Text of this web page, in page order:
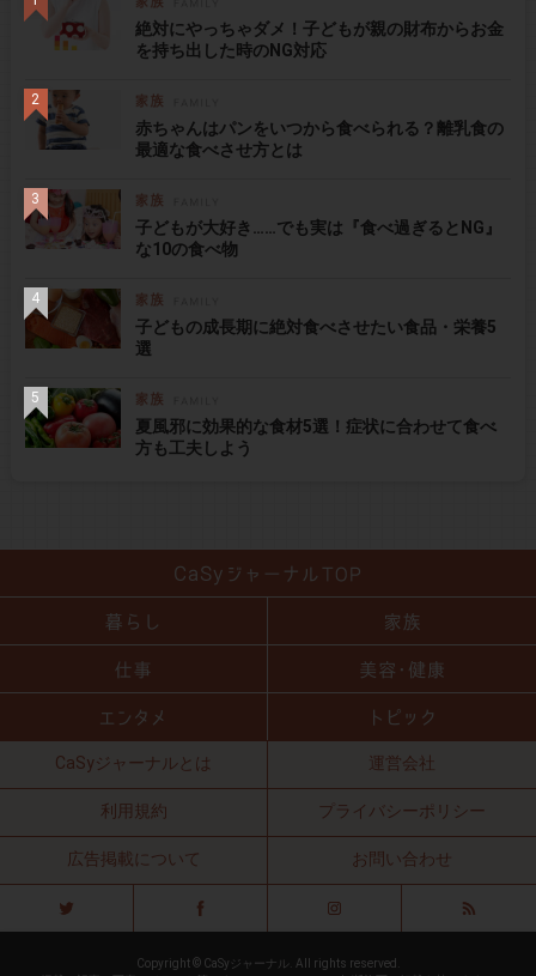
絶対にやっちゃダメ！子どもが親の財布からお金
を持ち出した時のNG対応
赤ちゃんはパンをいつから食べられる？離乳食の
最適な食べさせ方とは
子どもが大好き……でも実は『食べ過ぎるとNG』
な10の食べ物
子どもの成長期に絶対食べさせたい食品・栄養5
選
夏風邪に効果的な食材5選！症状に合わせて食べ
方も工夫しよう
CaSyジャーナルとは 運営会社
利用規約 プライバシーポリシー
広告掲載について お問い合わせ
Copyright © CaSyジャーナル. All rights reserved.